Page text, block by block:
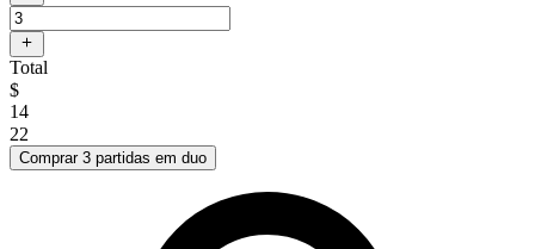
Total
$
14
22
Comprar 3 partidas em duo